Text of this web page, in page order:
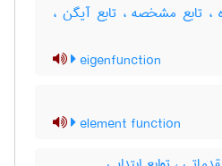
، تابع مشخصه ، تابع آیگن ،
eigenfunction
element function